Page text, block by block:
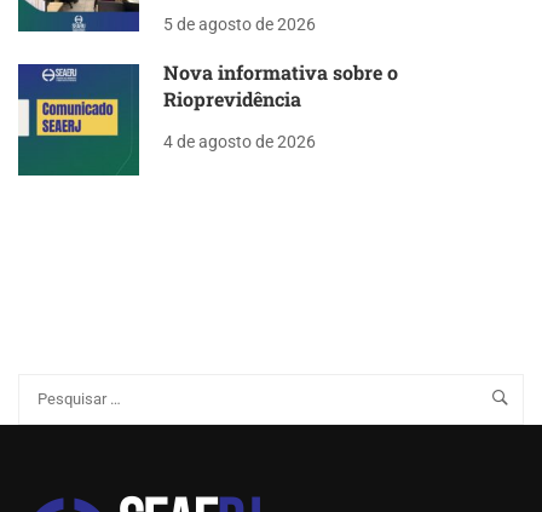
5 de agosto de 2026
Nova informativa sobre o
Rioprevidência
4 de agosto de 2026